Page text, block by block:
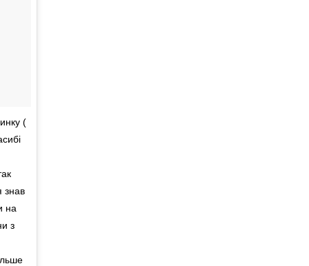
(
знав
на
з